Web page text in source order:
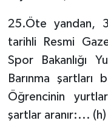
25.Öte yandan,
tarihli Resmi
Spor Bakanlığı
Barınma şartları
Öğrencinin
şartlar aranır:...